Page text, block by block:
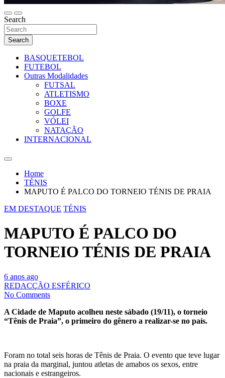
Search
Search
BASQUETEBOL
FUTEBOL
Outras Modalidades
FUTSAL
ATLETISMO
BOXE
GOLFE
VÓLEI
NATAÇÃO
INTERNACIONAL
Home
TÉNIS
MAPUTO É PALCO DO TORNEIO TÉNIS DE PRAIA
EM DESTAQUE TÉNIS
MAPUTO É PALCO DO
TORNEIO TÉNIS DE PRAIA
6 anos ago
REDACÇÃO ESFÉRICO
No Comments
A Cidade de Maputo acolheu neste sábado (19/11), o torneio
“Tênis de Praia”, o primeiro do gênero a realizar-se no país.
Foram no total seis horas de Tênis de Praia. O evento que teve lugar
na praia da marginal, juntou atletas de amabos os sexos, entre
nacionais e estrangeiros.